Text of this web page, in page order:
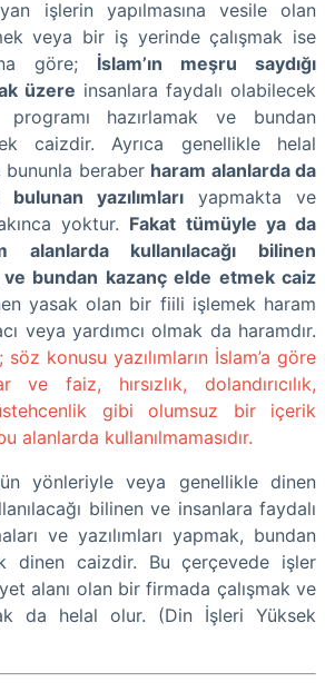
işlerin yapılmasına vesile olan
veya bir iş yerinde çalışmak ise
göre; İslam’ın meşru saydığı
üzere insanlara faydalı olabilecek
programı hazırlamak ve bundan
caizdir. Ayrıca genellikle helal
bununla beraber haram alanlarda da
bulunan yazılımları yapmakta ve
yoktur. Fakat tümüyle ya da
alanlarda kullanılacağı bilinen
ve bundan kazanç elde etmek caiz
yasak olan bir fiili işlemek haram
veya yardımcı olmak da haramdır.
konusu yazılımların İslam’a göre
faiz, hırsızlık, dolandırıcılık,
gibi olumsuz bir içerik
alanlarda kullanılmamasıdır.
yönleriyle veya genellikle dinen
bilinen ve insanlara faydalı
ve yazılımları yapmak, bundan
dinen caizdir. Bu çerçevede işler
alanı olan bir firmada çalışmak ve
da helal olur. (Din İşleri Yüksek